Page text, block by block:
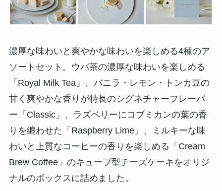
濃厚な味わいと爽やかな味わいを楽しめる4種のア
ソートセット。ウバ茶の濃厚な味わいを楽しめる
「Royal Milk Tea」、バニラ・レモン・トンカ豆の
甘く爽やかな香りが特長のシグネチャーフレーバ
ー「Classic」、ラズベリーにコブミカンの葉の香
りを纏わせた「Raspberry Lime」、ミルキーな味
わいと上質なコーヒーの香りを楽しめる「Cream
Brew Coffee」のキューブ型チーズケーキをオリジ
ナルのボックスに詰めました。